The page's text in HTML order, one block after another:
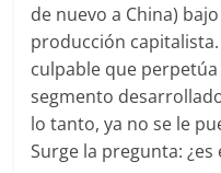
de nuevo a China)
producción
culpable que
segmento
lo tanto, ya no se le
Surge la pregunta: